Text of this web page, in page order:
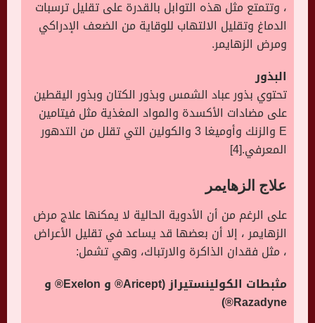
، وتتمتع مثل هذه التوابل بالقدرة على تقليل ترسبات
الدماغ وتقليل الالتهاب للوقاية من الضعف الإدراكي
ومرض الزهايمر.
البذور
تحتوي بذور عباد الشمس وبذور الكتان وبذور اليقطين
على مضادات الأكسدة والمواد المغذية مثل فيتامين
E والزنك وأوميغا 3 والكولين التي تقلل من التدهور
المعرفي.[4]
علاج الزهايمر
على الرغم من أن الأدوية الحالية لا يمكنها علاج مرض
الزهايمر ، إلا أن بعضها قد يساعد في تقليل الأعراض
، مثل فقدان الذاكرة والارتباك، وهي تشمل:
مثبطات الكولينستيراز (Aricept® و Exelon® و
Razadyne®)